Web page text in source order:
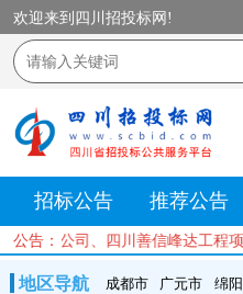
欢迎来到四川招投标网!
招标公告 推荐公告
公告：、四川善信峰达工程项
地区导航 成都市 广元市 绵